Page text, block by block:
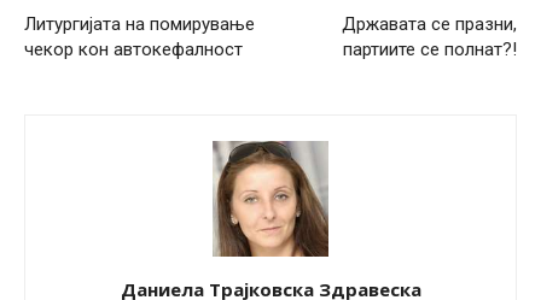
Литургијата на помирување
чекор кон автокефалност
Државата се празни,
партиите се полнат?!
Даниела Трајковска Здравеска